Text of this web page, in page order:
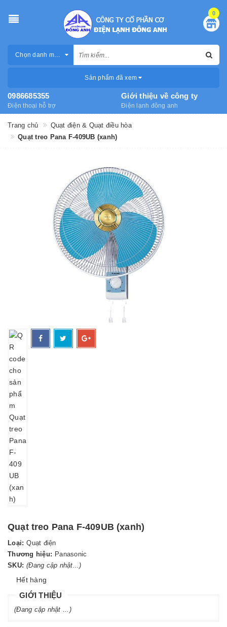
0
Chọn danh mục
Sản phẩm đã xem
0986685355
Điện thoại hỗ trợ
Giới thiệu về công ty
Điện lạnh đông anh
Trang chủ
Quạt điện & Quạt điều hòa
Quạt treo Pana F-409UB (xanh)
Quạt treo Pana F-409UB (xanh)
Loại: Quạt điện
Thương hiệu: Panasonic
SKU: (Đang cập nhật...)
Hết hàng
GIỚI THIỆU
(Đang cập nhật ...)